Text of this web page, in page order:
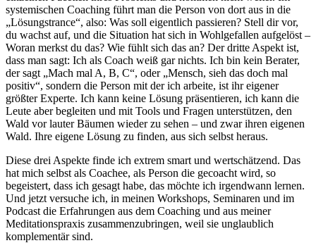
systemischen Coaching führt man die Person von dort aus in die
„Lösungstrance“, also: Was soll eigentlich passieren? Stell dir vor,
du wachst auf, und die Situation hat sich in Wohlgefallen aufgelöst –
Woran merkst du das? Wie fühlt sich das an? Der dritte Aspekt ist,
dass man sagt: Ich als Coach weiß gar nichts. Ich bin kein Berater,
der sagt „Mach mal A, B, C“, oder „Mensch, sieh das doch mal
positiv“, sondern die Person mit der ich arbeite, ist ihr eigener
größter Experte. Ich kann keine Lösung präsentieren, ich kann die
Leute aber begleiten und mit Tools und Fragen unterstützen, den
Wald vor lauter Bäumen wieder zu sehen – und zwar ihren eigenen
Wald. Ihre eigene Lösung zu finden, aus sich selbst heraus.
Diese drei Aspekte finde ich extrem smart und wertschätzend. Das
hat mich selbst als Coachee, als Person die gecoacht wird, so
begeistert, dass ich gesagt habe, das möchte ich irgendwann lernen.
Und jetzt versuche ich, in meinen Workshops, Seminaren und im
Podcast die Erfahrungen aus dem Coaching und aus meiner
Meditationspraxis zusammenzubringen, weil sie unglaublich
komplementär sind.